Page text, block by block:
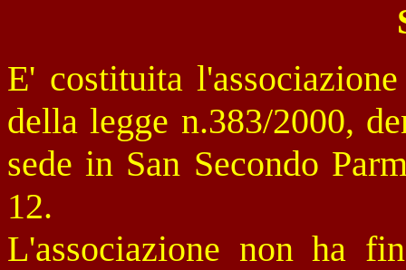
E' costituita
della legge n.383/2000,
sede in San Secondo
12.
L'associazione non ha